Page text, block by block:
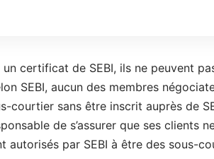
certificat de SEBI, ils ne peuvent
SEBI, aucun des membres
courtier sans être inscrit auprès de
de s’assurer que ses clients
autorisés par SEBI à être des sous-